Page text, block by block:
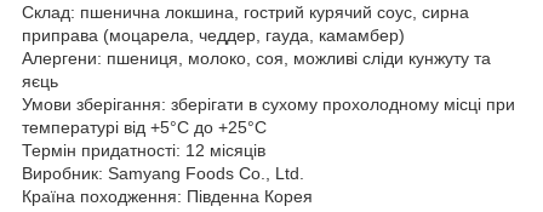
Склад: пшенична локшина, гострий курячий соус, сирна
приправа (моцарела, чеддер, гауда, камамбер)
Алергени: пшениця, молоко, соя, можливі сліди кунжуту та
яєць
Умови зберігання: зберігати в сухому прохолодному місці при
температурі від +5°C до +25°C
Термін придатності: 12 місяців
Виробник: Samyang Foods Co., Ltd.
Країна походження: Південна Корея